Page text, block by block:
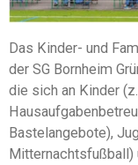
Das Kinder- und
der SG Bornheim
die sich an Kinder
Bastelangebote),
Mitternachtsfußball)